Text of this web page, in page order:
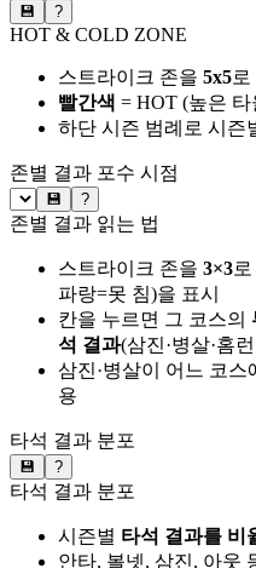
💾 ?
HOT & COLD ZONE
스트라이크 존을 5x5로
빨간색 = HOT (높은 타
하단 시즌 범례로 시즌
존별 결과 포수 시점
💾 ?
존별 결과 읽는 법
스트라이크 존을 3×3
파랑=못 침)을 표시
칸을 누르면 그 코스의
석 결과(삼진·병살·홈
삼진·병살이 어느 코
용
타석 결과 분포
💾 ?
타석 결과 분포
시즌별 타석 결과를 비
안타, 볼넷, 삼진, 아웃